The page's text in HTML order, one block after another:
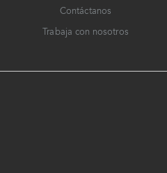
Contáctanos
Trabaja con nosotros